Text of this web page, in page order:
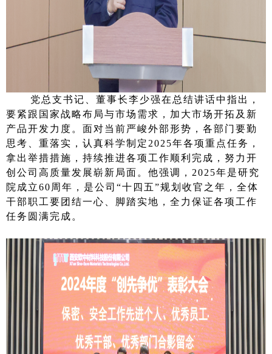
党总支书记、董事长李少强在总结讲话中指出，
要紧跟国家战略布局与市场需求，加大市场开拓及新
产品开发力度。面对当前严峻外部形势，各部门要勤
思考、重落实，认真科学制定2025年各项重点任务，
拿出举措措施，持续推进各项工作顺利完成，努力开
创公司高质量发展崭新局面。他强调，2025年是研究
院成立60周年，是公司“十四五”规划收官之年，全体
干部职工要团结一心、脚踏实地，全力保证各项工作
任务圆满完成。